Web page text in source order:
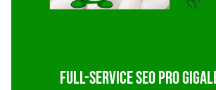
FULL-SERVICE SEO PRO